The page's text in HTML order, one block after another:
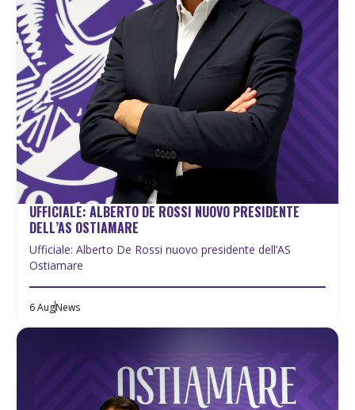
UFFICIALE: ALBERTO DE ROSSI NUOVO PRESIDENTE
DELL’AS OSTIAMARE
Ufficiale: Alberto De Rossi nuovo presidente dell’AS
Ostiamare
6 AugNews